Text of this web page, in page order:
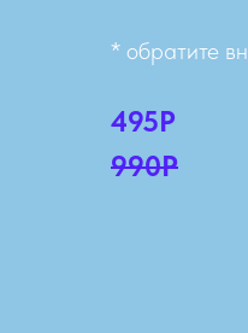
* обратите
495Р
990Р